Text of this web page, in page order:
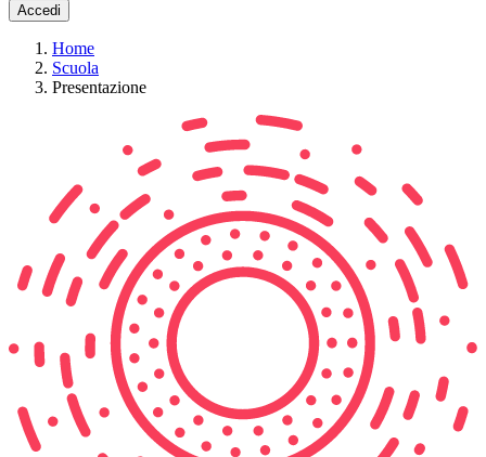
Accedi
Home
Scuola
Presentazione